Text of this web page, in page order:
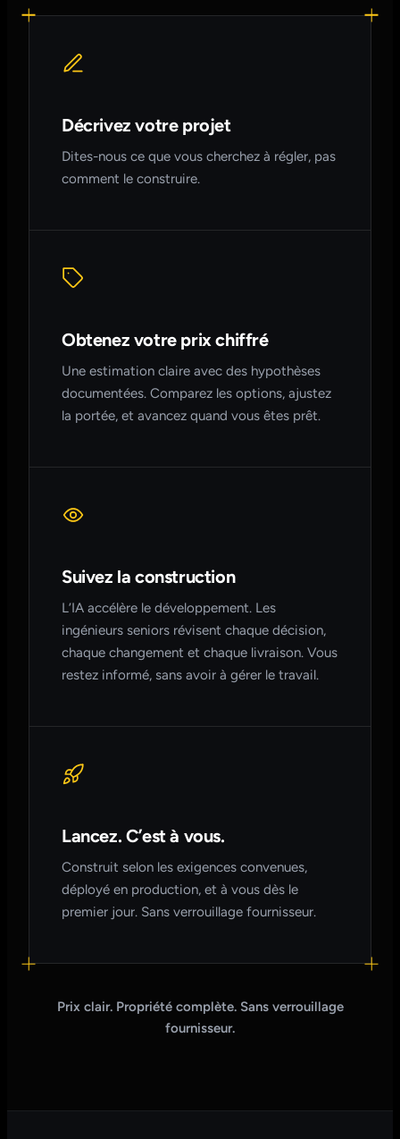
Décrivez votre projet
Dites-nous ce que vous cherchez à régler, pas
comment le construire.
Obtenez votre prix chiffré
Une estimation claire avec des hypothèses
documentées. Comparez les options, ajustez
la portée, et avancez quand vous êtes prêt.
Suivez la construction
L’IA accélère le développement. Les
ingénieurs seniors révisent chaque décision,
chaque changement et chaque livraison. Vous
restez informé, sans avoir à gérer le travail.
Lancez. C’est à vous.
Construit selon les exigences convenues,
déployé en production, et à vous dès le
premier jour. Sans verrouillage fournisseur.
Prix clair. Propriété complète. Sans verrouillage
fournisseur.